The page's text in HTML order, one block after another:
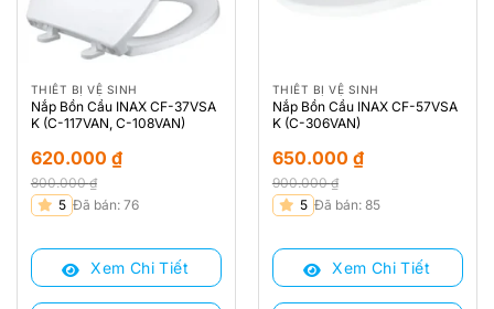
THIẾT BỊ VỆ SINH
Nắp Bồn Cầu INAX CF-37VSA
K (C-117VAN, C-108VAN)
800.000₫
Giá
là:
800.000 ₫.
620.000 ₫
Giá
tại
620.000 ₫.
5 Đã bán: 76
Xem Chi Tiết
THIẾT BỊ VỆ SINH
Nắp Bồn Cầu INAX CF-57VSA
K (C-306VAN)
900.000₫
Giá
là:
900.000 ₫.
650.000 ₫
Giá
tại
650.000 ₫.
5 Đã bán: 85
Xem Chi Tiết